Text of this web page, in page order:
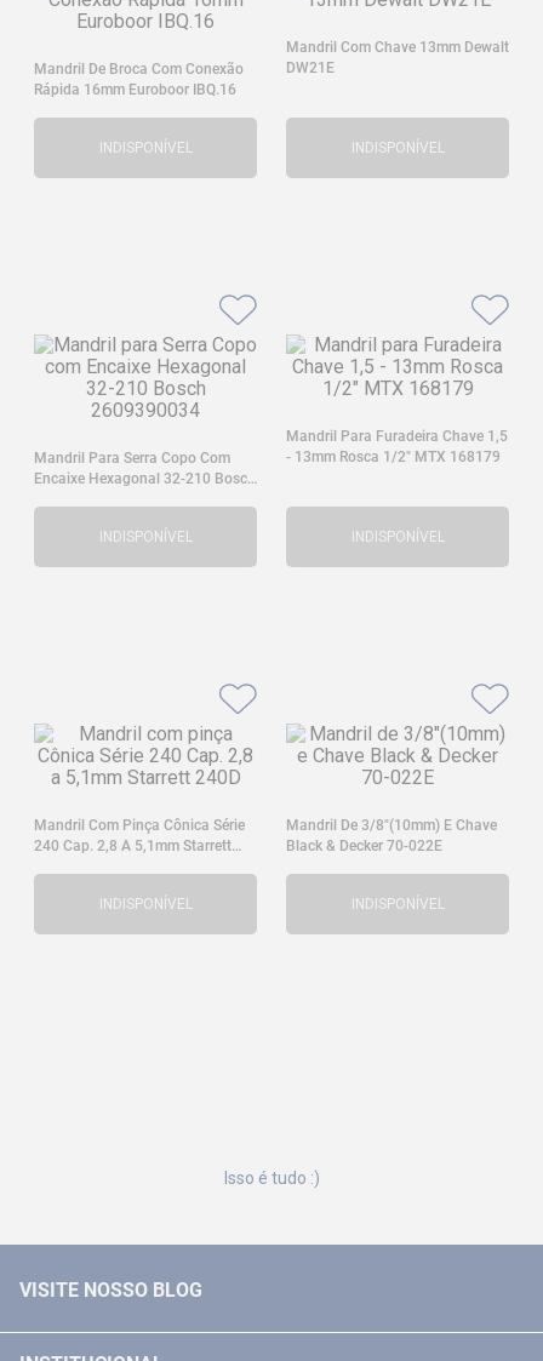
Mandril De Broca Com Conexão
Rápida 16mm Euroboor IBQ.16
INDISPONÍVEL
Mandril Com Chave 13mm Dewalt
DW21E
INDISPONÍVEL
Mandril Para Serra Copo Com
Encaixe Hexagonal 32-210 Bosch
INDISPONÍVEL
Mandril Para Furadeira Chave 1,5
- 13mm Rosca 1/2" MTX 168179
INDISPONÍVEL
Mandril Com Pinça Cônica Série
240 Cap. 2,8 A 5,1mm Starrett
INDISPONÍVEL
Mandril De 3/8"(10mm) E Chave
Black & Decker 70-022E
INDISPONÍVEL
Isso é tudo :)
VISITE NOSSO BLOG